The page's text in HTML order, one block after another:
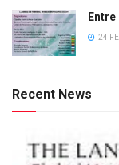
24
Recent News